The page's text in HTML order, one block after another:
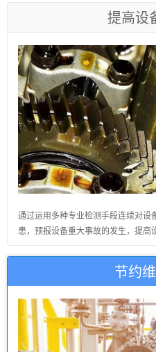
提高设
通过运用多种专业检测手段连续对设
患，预报设备重大事故的发生，提高
节约